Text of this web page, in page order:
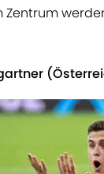
Zentrum